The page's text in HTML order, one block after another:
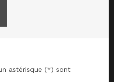
astérisque (*) sont